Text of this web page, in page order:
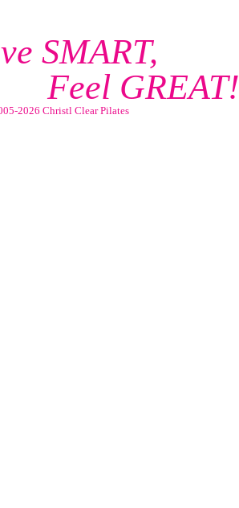
SMART,
GREAT!
2026 Christl Clear Pilates